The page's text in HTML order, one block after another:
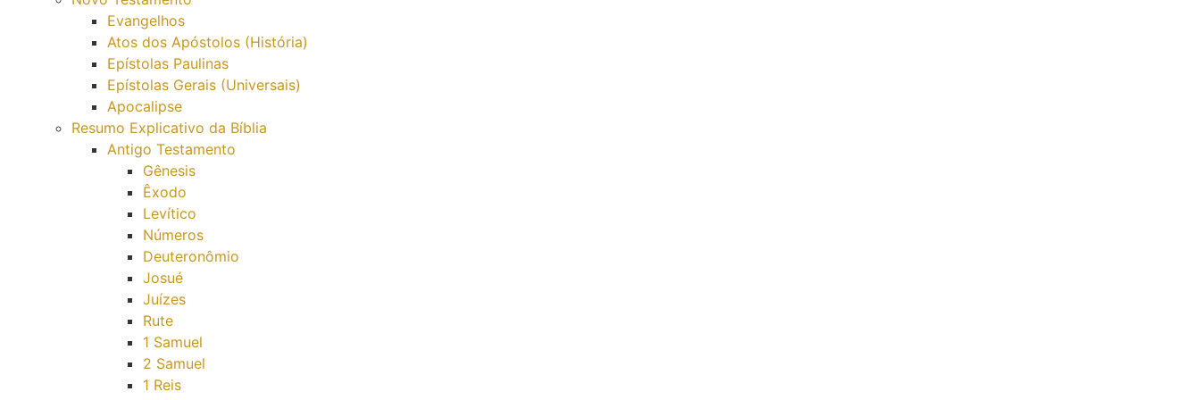
Evangelhos
Atos dos Apóstolos (História)
Epístolas Paulinas
Epístolas Gerais (Universais)
Apocalipse
Resumo Explicativo da Bíblia
Antigo Testamento
Gênesis
Êxodo
Levítico
Números
Deuteronômio
Josué
Juízes
Rute
1 Samuel
2 Samuel
1 Reis